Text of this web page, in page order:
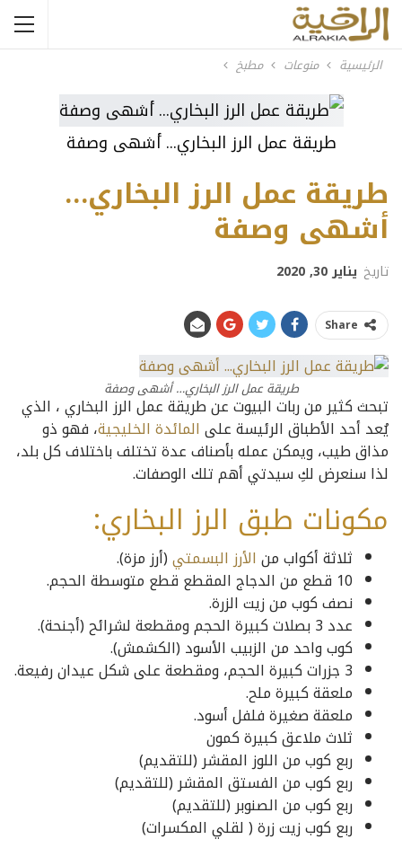
الرئيسية منوعات مطبخ
طريقة عمل الرز البخاري... أشهى وصفة
طريقة عمل الرز البخاري…
أشهى وصفة
تاريخ يناير 30, 2020
Share
طريقة عمل الرز البخاري… أشهى وصفة
تبحث كثير من ربات البيوت عن طريقة عمل الرز البخاري ، الذي
يُعد أحد الأطباق الرئيسة على المائدة الخليجية، فهو ذو
مذاق طيب، ويمكن عمله بأصناف عدة تختلف باختلاف كل بلد،
لذا سنعرض لكِ سيدتي أهم تلك الوصفات.
مكونات طبق الرز البخاري:
ثلاثة أكواب من الأرز البسمتي(أرز مزة).
10 قطع من الدجاج المقطع قطع متوسطة الحجم.
نصف كوب من زيت الزرة.
عدد 3 بصلات كبيرة الحجم ومقطعة لشرائح (أجنحة).
كوب واحد من الزبيب الأسود (الكشمش).
3 جزرات كبيرة الحجم، ومقطعة على شكل عيدان رفيعة.
ملعقة كبيرة ملح.
ملعقة صغيرة فلفل أسود.
ثلاث ملاعق كبيرة كمون
ربع كوب من اللوز المقشر (للتقديم)
ربع كوب من الفستق المقشر (للتقديم)
ربع كوب من الصنوبر (للتقديم)
ربع كوب زيت زرة ( لقلي المكسرات)